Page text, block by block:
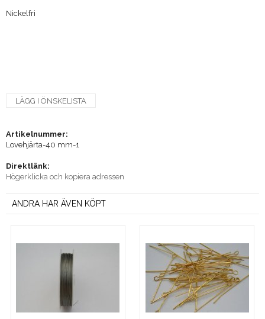
Nickelfri
LÄGG I ÖNSKELISTA
Artikelnummer:
Lovehjärta-40 mm-1
Direktlänk:
Högerklicka och kopiera adressen
ANDRA HAR ÄVEN KÖPT